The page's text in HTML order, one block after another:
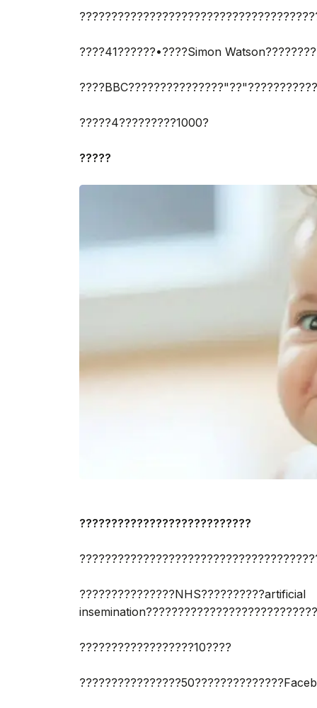
????41??????•????Simon
?????4?????????1000?
?????
???????????????????????????
???????????????NHS??????????artificial
??????????????????10????